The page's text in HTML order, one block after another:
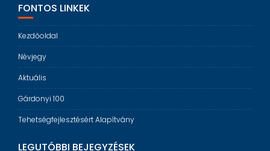
FONTOS LINKEK
Kezdőoldal
Névjegy
Aktuális
Gárdonyi 100
Tehetségfejlesztésért Alapítvány
LEGUTÓBBI BEJEGYZÉSEK